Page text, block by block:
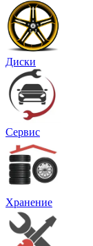
Диски
Сервис
Хранение